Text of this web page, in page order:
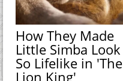
How They Made
Little Simba Look
So Lifelike in 'The
Lion King'